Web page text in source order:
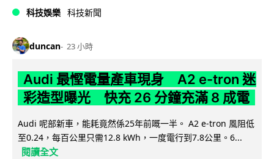
科技娛樂 科技新聞
duncan 23 小時
Audi 最慳電量產車現身 A2 e-tron 迷
彩造型曝光 快充 26 分鐘充滿 8 成電
Audi 呢部新車，能耗竟然係25年前嘅一半。 A2 e-tron 風阻低
至0.24，每百公里只需12.8 kWh，一度電行到7.8公里。6...
閱讀全文